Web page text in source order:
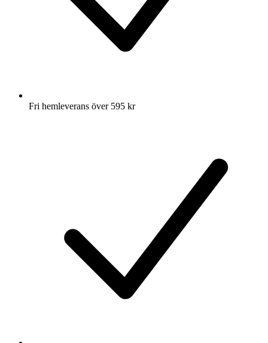
Fri hemleverans över 595 kr